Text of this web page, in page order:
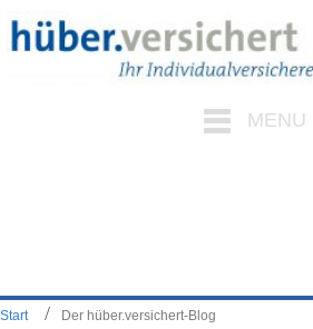
MENU
Start Der hüber.versichert-Blog